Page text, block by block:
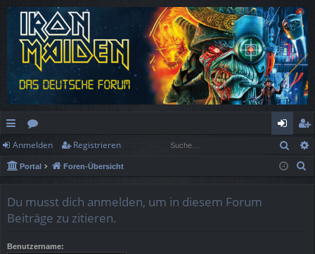
ch
ne
ug
or
en
n
m
eg
ist
Anmelden Registrieren
Portal Foren-Übersicht
Du musst dich anmelden, um in diesem Forum
Beiträge zu zitieren.
Benutzername: